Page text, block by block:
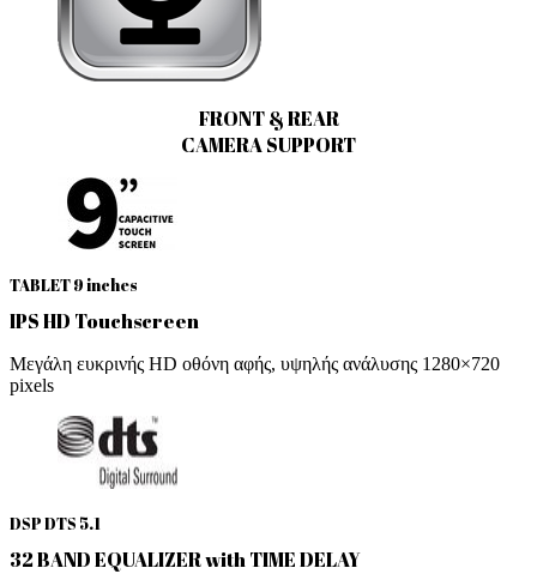
FRONT & REAR
CAMERA SUPPORT
TABLET 9 inches
IPS HD Touchscreen
Μεγάλη ευκρινής HD οθόνη αφής, υψηλής ανάλυσης 1280×720
pixels
DSP DTS 5.1
32 BAND EQUALIZER with TIME DELAY